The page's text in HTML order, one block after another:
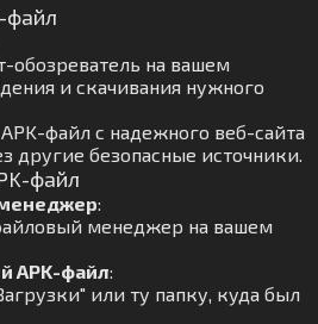
файл
обозреватель на вашем
и скачивания нужного
файл с надежного веб-сайта
другие безопасные источники.
файл
:
менеджер на вашем
APK-файл:
или ту папку, куда был